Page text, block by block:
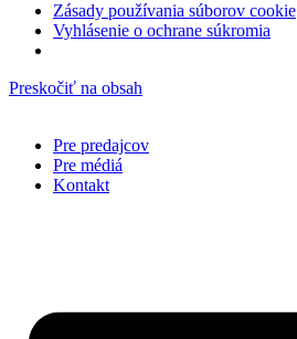
Zásady používania súborov cookie
Vyhlásenie o ochrane súkromia
Preskočiť na obsah
Pre predajcov
Pre médiá
Kontakt